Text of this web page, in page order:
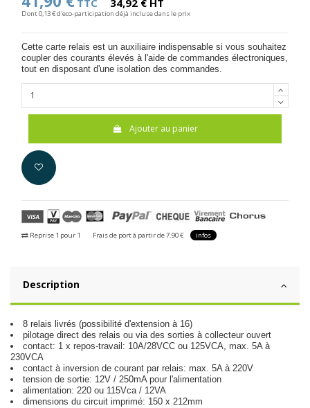
TTC 34,92 € HT
Dont 0,13 € d'eco-participation déjà incluse dans le prix
Cette carte relais est un auxiliaire indispensable si vous souhaitez
coupler des courants élevés à l'aide de commandes électroniques,
tout en disposant d'une isolation des commandes.
Ajouter au panier
Reprise 1 pour 1 Frais de port à partir de 7.90 € infos
Description
8 relais livrés (possibilité d'extension à 16)
pilotage direct des relais ou via des sorties à collecteur ouvert
contact: 1 x repos-travail: 10A/28VCC ou 125VCA, max. 5A à
230VCA
contact à inversion de courant par relais: max. 5A à 220V
tension de sortie: 12V / 250mA pour l'alimentation
alimentation: 220 ou 115Vca / 12VA
dimensions du circuit imprimé: 150 x 212mm